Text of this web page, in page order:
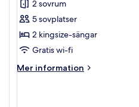
Svit
Royal
-
2
(1
2 sovrum
5 sovplatser
2 kingsize-sängar
Gratis wi-fi
Mer information
Mer